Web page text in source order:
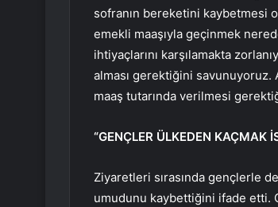
sofranın bereketini kaybetmesi
emekli maaşıyla geçinmek
ihtiyaçlarını karşılamakta
alması gerektiğini
maaş tutarında verilmesi
“GENÇLER ÜLKEDEN KAÇMAK
Ziyaretleri sırasında gençlerle
umudunu kaybettiğini ifade etti.